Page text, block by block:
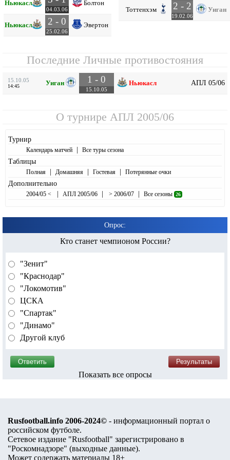
Ньюкасл
04.03.06
Болтон
Ньюкасл 2 - 0
25.02.06
Эвертон
Тоттенхэм 2 - 2
19.02.06
Уиган
Последние Личные противостояния
15.10.05
14:45 Уиган 1 - 0
15.10.05
Ньюкасл АПЛ 05/06
О турнире АПЛ 2005/06
Турнир
Календарь матчей | Все туры сезона
Таблицы
Полная | Домашняя | Гостевая | Потерянные очки
Дополнительно
2004/05 < | АПЛ 2005/06 | > 2006/07 | Все сезоны 26
Опрос:
Кто станет чемпионом России?
"Зенит"
"Краснодар"
"Локомотив"
ЦСКА
"Спартак"
"Динамо"
Другой клуб
Показать все опросы
Rusfootball.info 2006-2024© - информационный портал о
российском футболе.
Сетевое издание "Rusfootball" зарегистрировано в
"Роскомнадзоре" (выходные данные).
Может содержать материалы 18+